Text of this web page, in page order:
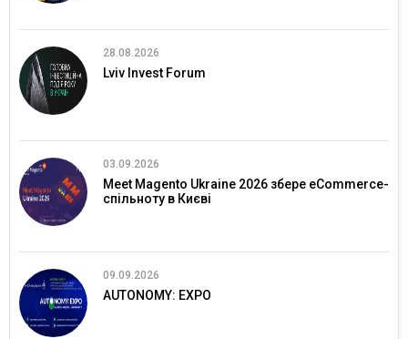
28.08.2026
Lviv Invest Forum
03.09.2026
Meet Magento Ukraine 2026 збере eCommerce-
спільноту в Києві
09.09.2026
AUTONOMY: EXPO